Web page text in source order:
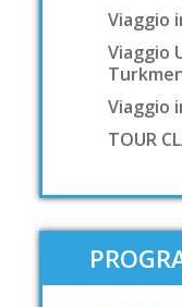
Viaggio
Viaggio
Viaggio
TOUR